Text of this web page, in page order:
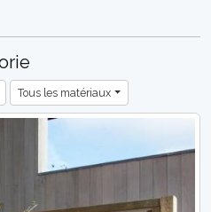
Tous les matériaux